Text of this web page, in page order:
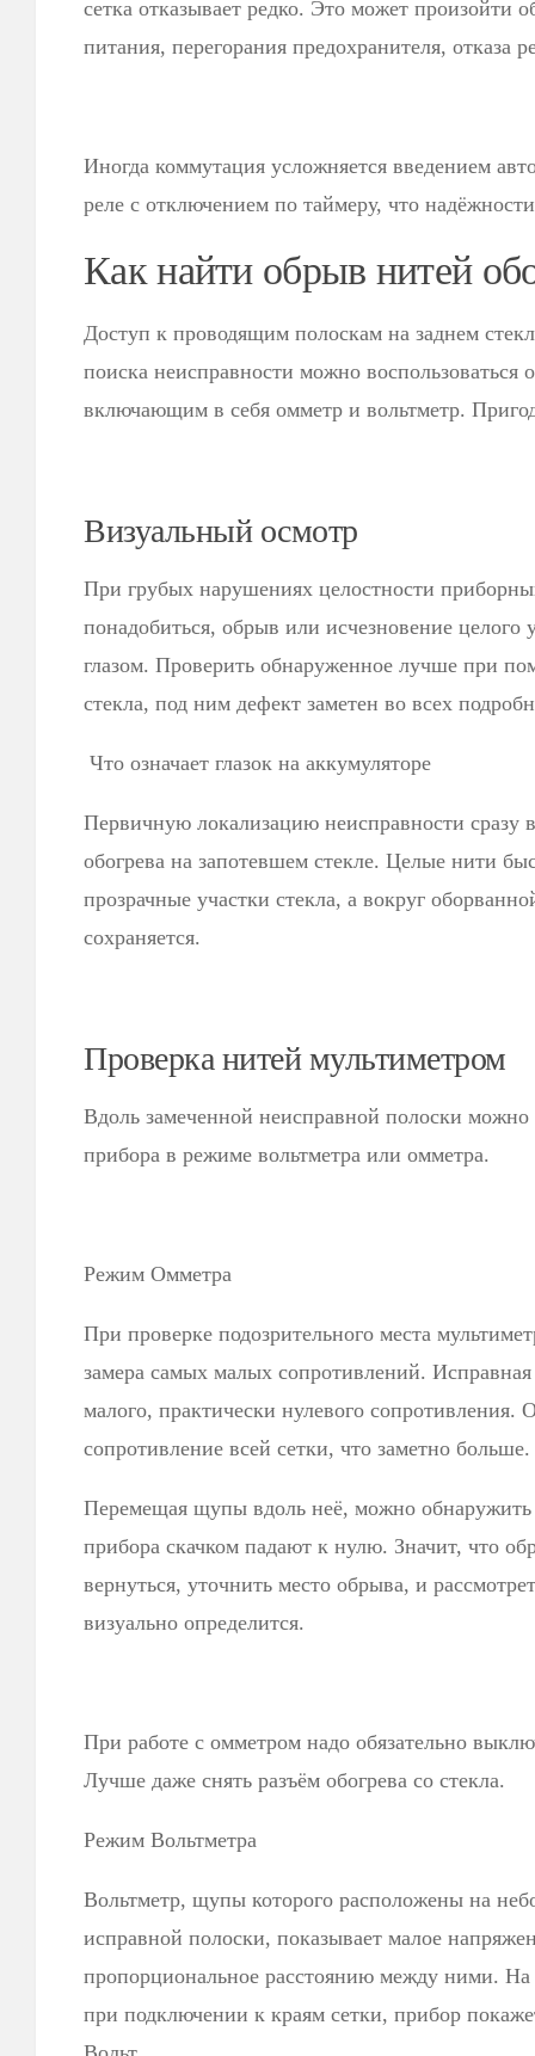
сетка отказывает редко. Это может произойти
питания, перегорания предохранителя, отказа
Иногда коммутация усложняется введением
реле с отключением по таймеру, что
Как найти обрыв нитей
Доступ к проводящим полоскам на заднем
поиска неисправности можно
включающим в себя омметр и вольтметр.
Визуальный осмотр
При грубых нарушениях целостности
понадобиться, обрыв или исчезновение целого
глазом. Проверить обнаруженное лучше при
стекла, под ним дефект заметен во всех
Что означает глазок на аккумуляторе
Первичную локализацию неисправности сразу
обогрева на запотевшем стекле. Целые нити
прозрачные участки стекла, а вокруг
сохраняется.
Проверка нитей мультиметром
Вдоль замеченной неисправной полоски
прибора в режиме вольтметра или омметра.
Режим Омметра
При проверке подозрительного места
замера самых малых сопротивлений. Исправная
малого, практически нулевого сопротивления.
сопротивление всей сетки, что заметно больше.
Перемещая щупы вдоль неё, можно обнаружить
прибора скачком падают к нулю. Значит, что
вернуться, уточнить место обрыва, и
визуально определится.
При работе с омметром надо обязательно
Лучше даже снять разъём обогрева со стекла.
Режим Вольтметра
Вольтметр, щупы которого расположены на
исправной полоски, показывает малое
пропорциональное расстоянию между ними.
при подключении к краям сетки, прибор